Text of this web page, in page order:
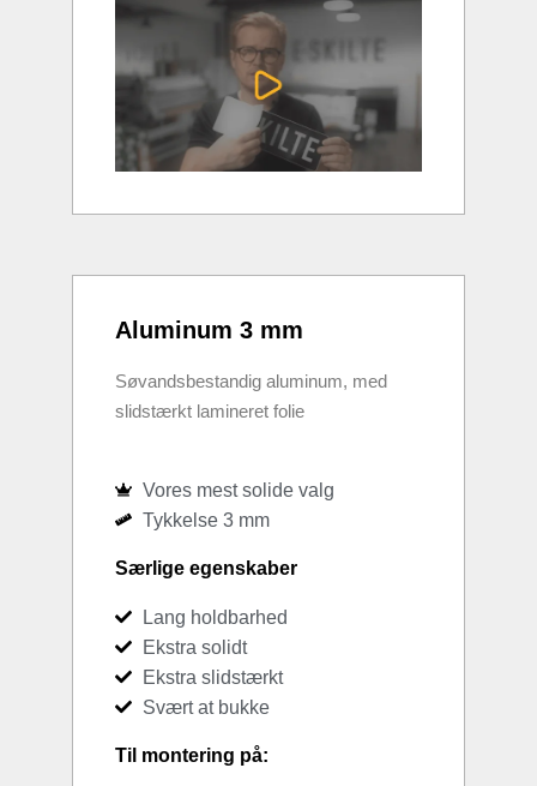
Aluminum 3 mm
Søvandsbestandig aluminum, med
slidstærkt lamineret folie
Vores mest solide valg
Tykkelse 3 mm
Særlige egenskaber
Lang holdbarhed
Ekstra solidt
Ekstra slidstærkt
Svært at bukke
Til montering på: